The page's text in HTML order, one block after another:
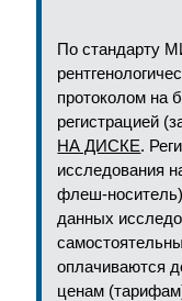
По стандарту
протоколом на
регистрацией
НА ДИСКЕ.
исследования
флеш-носитель)
данных
оплачиваются
ценам